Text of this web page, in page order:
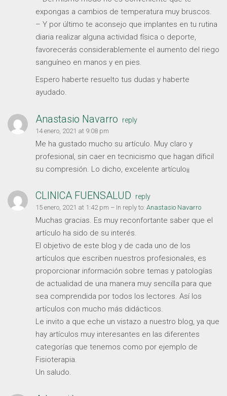
expongas a cambios de temperatura muy bruscos.
– Y por último te aconsejo que implantes en tu rutina
diaria realizar alguna actividad física o deporte,
favorecerás considerablemente el aumento del riego
sanguíneo en manos y en pies.
Espero haberte resuelto tus dudas y haberte
ayudado.
Anastasio Navarro reply
14 enero, 2021 at 9:08 pm
Me ha gustado mucho su artículo. Muy claro y
profesional, sin caer en tecnicismo que hagan díficil
su compresión. Lo dicho, excelente artículo¡¡
CLINICA FUENSALUD reply
15 enero, 2021 at 1:42 pm – In reply to: Anastasio Navarro
Muchas gracias. Es muy reconfortante saber que el
artículo ha sido de su interés.
El objetivo de este blog y de cada uno de los
artículos que escriben nuestros profesionales, es
proporcionar información sobre temas y patologías
de actualidad de una manera muy sencilla para que
sea comprendida por todos los lectores. Así los
artículos con mucho más didácticos.
Le invito a que eche un vistazo a nuestro blog, ya que
hay artículos muy interesantes en las diferentes
categorías que tenemos como por ejemplo de
Fisioterapia.
Un saludo.